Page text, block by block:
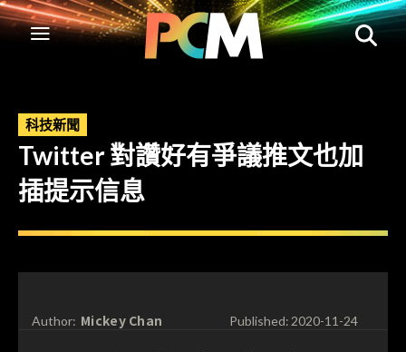
科技新聞
Twitter 對讚好有爭議推文也加
插提示信息
Author: Mickey Chan Published:2020-11-24